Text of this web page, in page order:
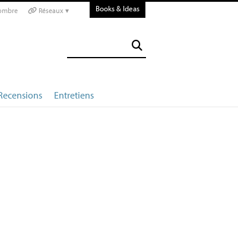
Réseaux ▾ Books & Ideas
Entretiens